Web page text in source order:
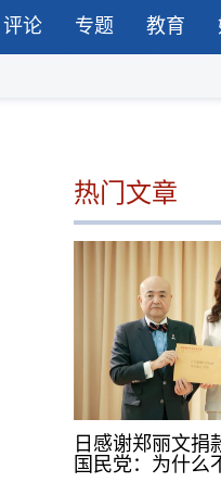
评论 专题 教育
热门文章
日感谢郑丽文捐
国民党：为什么